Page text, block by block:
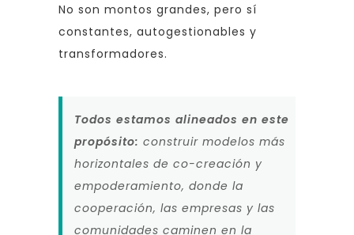
No son montos grandes, pero sí
constantes, autogestionables y
transformadores.
Todos estamos alineados en este
propósito: construir modelos más
horizontales de co-creación y
empoderamiento, donde la
cooperación, las empresas y las
comunidades caminen en la